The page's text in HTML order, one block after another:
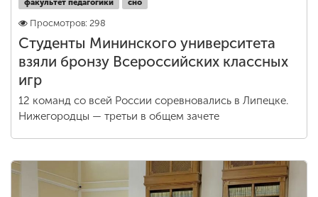
факультет педагогики сно
Просмотров: 298
Студенты Мининского университета
взяли бронзу Всероссийских классных
игр
12 команд со всей России соревновались в Липецке.
Нижегородцы — третьи в общем зачете